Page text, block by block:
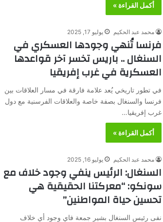
أكمل القراءة »
محمد عبد الحكيم يوليو 17, 2025
فرنسا تُنهي وجودها العسكري في
السنغال .. باريس تخسر آخر قواعدها
العسكرية في غرب إفريقيا
في تطور تاريخي يُعد علامة فارقة في مسار العلاقات بين
فرنسا والسنغال بصفة خاصة والعلاقات الفرسنية مع دول
غرب إفريقيا…
أكمل القراءة »
محمد عبد الحكيم يوليو 16, 2025
السنغال: الرئيس ينفي وجود خلاف مع
سونكو: “معركتنا الحقيقية هي
تحسين حياة المواطنين”
نفى رئيس السنغال بشير جمعة فاي وجود أي خلاف